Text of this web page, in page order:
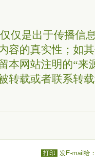
仅是出于传播信
容的真实性；如
本网站注明的“来
转载或者联系转
打印 发E-mail给